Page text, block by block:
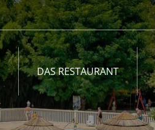
DAS RESTAURANT